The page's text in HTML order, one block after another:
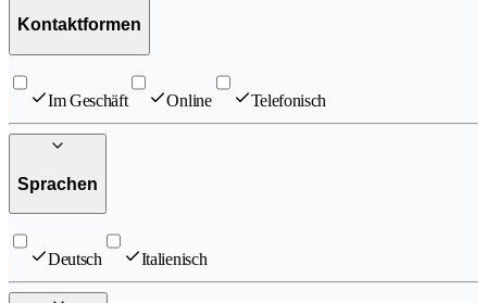
Kontaktformen
Im Geschäft Online Telefonisch
Sprachen
Deutsch Italienisch